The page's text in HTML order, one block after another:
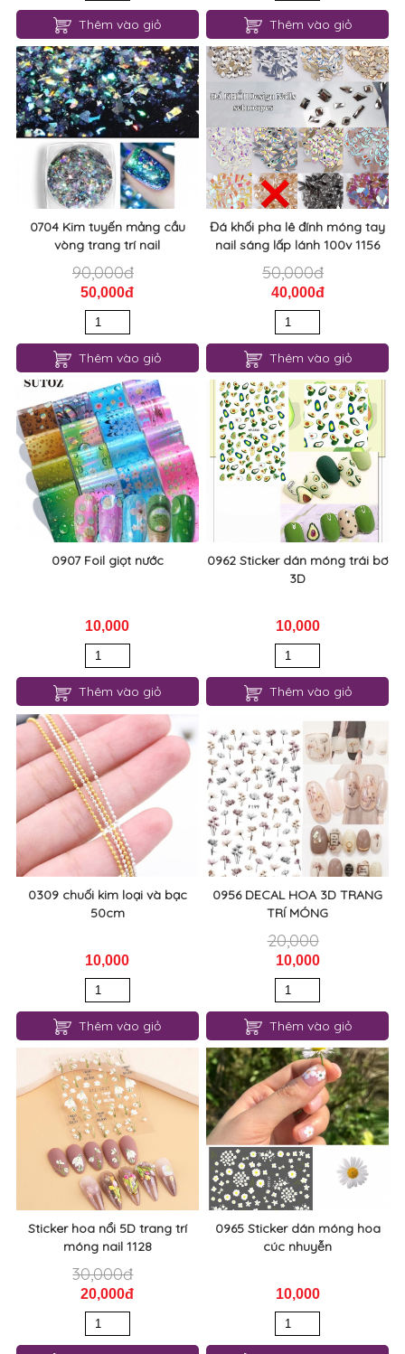
Thêm vào giỏ Thêm vào giỏ
0704 Kim tuyến mảng cầu
vòng trang trí nail
90,000đ
50,000đ
Thêm vào giỏ
Đá khối pha lê đính móng tay
nail sáng lấp lánh 100v 1156
50,000đ
40,000đ
Thêm vào giỏ
0907 Foil giọt nước
10,000
Thêm vào giỏ
0962 Sticker dán móng trái bơ
3D
10,000
Thêm vào giỏ
0309 chuối kim loại và bạc
50cm
10,000
Thêm vào giỏ
0956 DECAL HOA 3D TRANG
TRÍ MÓNG
20,000
10,000
Thêm vào giỏ
Sticker hoa nổi 5D trang trí
móng nail 1128
30,000đ
20,000đ
0965 Sticker dán móng hoa
cúc nhuyễn
10,000